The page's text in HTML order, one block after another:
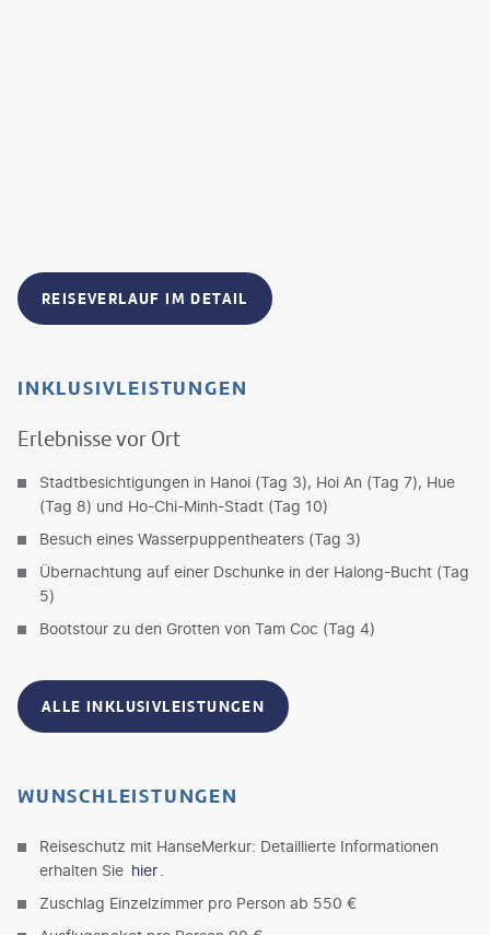
REISEVERLAUF IM DETAIL
INKLUSIVLEISTUNGEN
Erlebnisse vor Ort
Stadtbesichtigungen in Hanoi (Tag 3), Hoi An (Tag 7), Hue
(Tag 8) und Ho-Chi-Minh-Stadt (Tag 10)
Besuch eines Wasserpuppentheaters (Tag 3)
Übernachtung auf einer Dschunke in der Halong-Bucht (Tag
5)
Bootstour zu den Grotten von Tam Coc (Tag 4)
ALLE INKLUSIVLEISTUNGEN
WUNSCHLEISTUNGEN
Reiseschutz mit HanseMerkur: Detaillierte Informationen
erhalten Sie hier
Zuschlag Einzelzimmer pro Person ab 550 €